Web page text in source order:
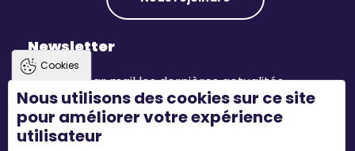
Newsletter
Recevez par mail les dernières actualités.
S'inscrire
Cookies
Nous utilisons des cookies sur ce site
pour améliorer votre expérience
utilisateur